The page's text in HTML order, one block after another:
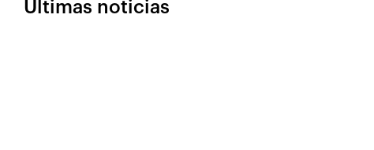
Últimas noticias